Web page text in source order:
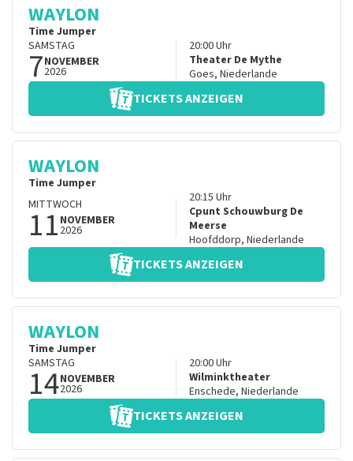
WAYLON
Time Jumper
SAMSTAG
7NOVEMBER
2026
20:00Uhr
Theater De Mythe
Goes, Niederlande
TICKETS ANZEIGEN
WAYLON
Time Jumper
MITTWOCH
11 NOVEMBER
2026
20:15 Uhr
Cpunt Schouwburg De
Meerse
Hoofddorp, Niederlande
TICKETS ANZEIGEN
WAYLON
Time Jumper
SAMSTAG
14NOVEMBER
2026
20:00Uhr
Wilminktheater
Enschede, Niederlande
TICKETS ANZEIGEN